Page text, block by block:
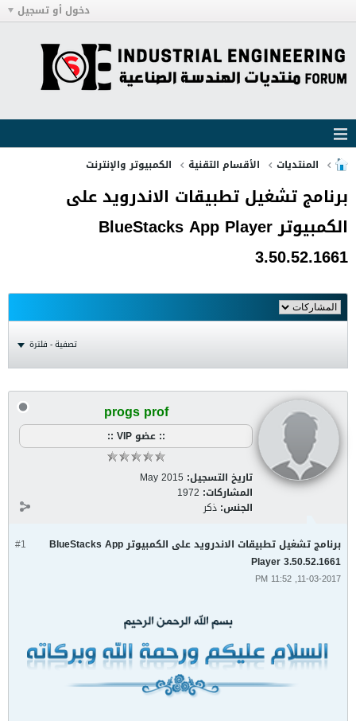
دخول أو تسجيل
المنتديات الأقسام التقنية الكمبيوتر والإنترنت
برنامج تشغيل تطبيقات الاندرويد على
الكمبيوتر BlueStacks App Player
3.50.52.1661
تصفية - فلترة
progs prof
:: عضو VIP ::
تاريخ التسجيل: May 2015
المشاركات: 1972
الجنس: ذكر
#1
برنامج تشغيل تطبيقات الاندرويد على الكمبيوتر BlueStacks App
Player 3.50.52.1661
11-03-2017, 11:52 PM